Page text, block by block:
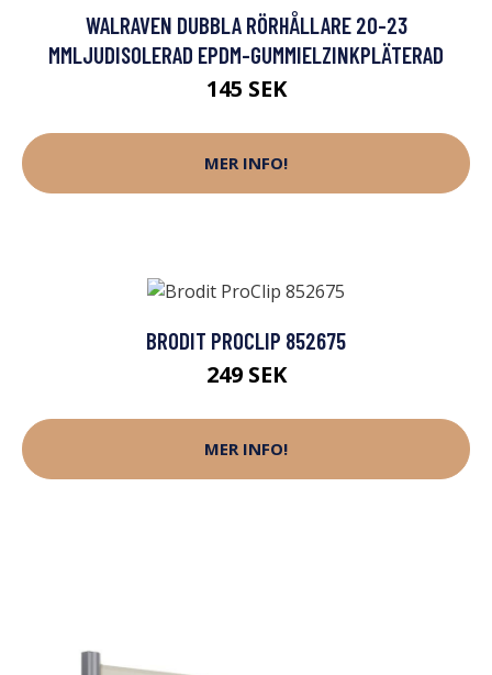
WALRAVEN DUBBLA RÖRHÅLLARE 20-23
MMLJUDISOLERAD EPDM-GUMMIELZINKPLÄTERAD
145 SEK
MER INFO!
BRODIT PROCLIP 852675
249 SEK
MER INFO!